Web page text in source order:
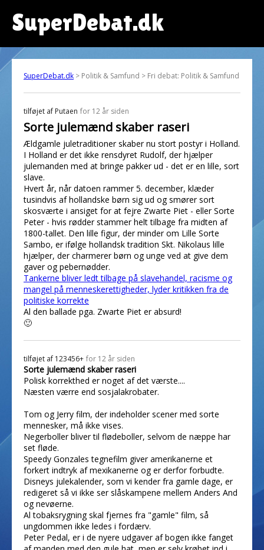
SuperDebat.dk
SuperDebat.dk > Politik & Samfund > Fri debat: Politik & Samfund
tilføjet af Putaen for 12 år siden
Sorte julemænd skaber raseri
Ældgamle juletraditioner skaber nu stort postyr i Holland.
I Holland er det ikke rensdyret Rudolf, der hjælper
julemanden med at bringe pakker ud - det er en lille, sort
slave.
Hvert år, når datoen rammer 5. december, klæder
tusindvis af hollandske børn sig ud og smører sort
skosværte i ansiget for at fejre Zwarte Piet - eller Sorte
Peter - hvis rødder stammer helt tilbage fra midten af
1800-tallet. Den lille figur, der minder om Lille Sorte
Sambo, er ifølge hollandsk tradition Skt. Nikolaus lille
hjælper, der charmerer børn og unge ved at give dem
gaver og pebernødder.
Tankerne bliver ledt tilbage på slavehandel, racisme og
mangel på menneskerettigheder, lyder kritikken fra de
politiske korrekte
Al den ballade pga. Zwarte Piet er absurd!
🙂
tilføjet af 123456+ for 12 år siden
Sorte julemænd skaber raseri
Polisk korrekthed er noget af det værste....
Næsten værre end sosjalakrobater.
Tom og Jerry film, der indeholder scener med sorte
mennesker, må ikke vises.
Negerboller bliver til flødeboller, selvom de næppe har
set fløde.
Speedy Gonzales tegnefilm giver amerikanerne et
forkert indtryk af mexikanerne og er derfor forbudte.
Disneys julekalender, som vi kender fra gamle dage, er
redigeret så vi ikke ser slåskampene mellem Anders And
og nevøerne.
Al tobaksrygning skal fjernes fra "gamle" film, så
ungdommen ikke ledes i fordærv.
Peter Pedal, er i de nyere udgaver af bogen ikke fanget